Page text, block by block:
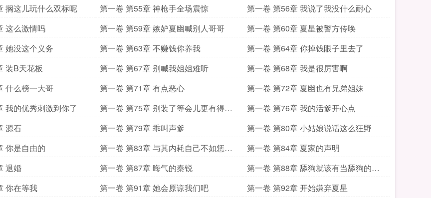
搁这儿玩什么双标呢 第一卷 第55章 神枪手全场震惊
第一卷 第56章 我说了我没什么耐心
这么激情吗 第一卷 第59章 嫉妒夏幽喊别人哥哥
第一卷 第60章 夏星被警方传唤
她没这个义务 第一卷 第63章 不赚钱你养我
第一卷 第64章 你掉钱眼子里去了
装B天花板 第一卷 第67章 别喊我姐姐难听
第一卷 第68章 我是很厉害啊
什么榜一大哥 第一卷 第71章 有点恶心
第一卷 第72章 夏幽也有兄弟姐妹
我的优秀刺激到你了
第一卷 第75章 别装了等会儿更有得你
哭的
第一卷 第76章 我的活爹开心点
源石 第一卷 第79章 乖叫声爹
第一卷 第80章 小姑娘说话这么狂野
你是自由的
第一卷 第83章 与其内耗自己不如惩罚
别人
第一卷 第84章 夏家的声明
退婚 第一卷 第87章 晦气的秦锐
第一卷 第88章 舔狗就该有当舔狗的觉
悟
你在等我 第一卷 第91章 她会原谅我们吧
第一卷 第92章 开始嫌弃夏星